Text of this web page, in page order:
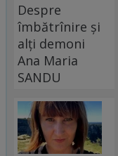
Despre
îmbătrînire și
alți demoni
Ana Maria
SANDU